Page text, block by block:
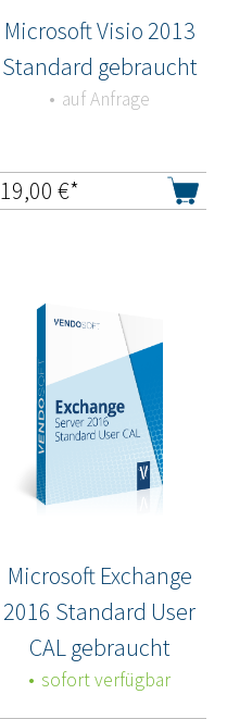
Microsoft Visio 2013
Standard gebraucht
auf Anfrage
19,00 €*
Microsoft Exchange
2016 Standard User
CAL gebraucht
sofort verfügbar